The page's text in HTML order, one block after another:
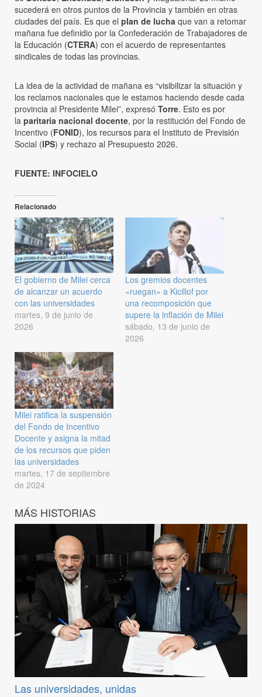
sucederá en otros puntos de la Provincia y también en otras
ciudades del país. Es que el plan de lucha que van a retomar
mañana fue definidio por la Confederación de Trabajadores de
la Educación (CTERA) con el acuerdo de representantes
sindicales de todas las provincias.
La idea de la actividad de mañana es “visibilizar la situación y
los reclamos nacionales que le estamos haciendo desde cada
provincia al Presidente Milei”, expresó Torre. Esto es por
la paritaria nacional docente, por la restitución del Fondo de
Incentivo (FONID), los recursos para el Instituto de Previsión
Social (IPS) y rechazo al Presupuesto 2026.
FUENTE: INFOCIELO
Relacionado
El gobierno de Milei cerca
de alcanzar un acuerdo
con las universidades
martes, 9 de junio de
2026
Los gremios docentes
«ruegan» a Kicillof por
una recomposición que
supere la inflación de Milei
sábado, 13 de junio de
2026
Milei ratifica la suspensión
del Fondo de Incentivo
Docente y asigna la mitad
de los recursos que piden
las universidades
martes, 17 de septiembre
de 2024
MÁS HISTORIAS
Las universidades, unidas